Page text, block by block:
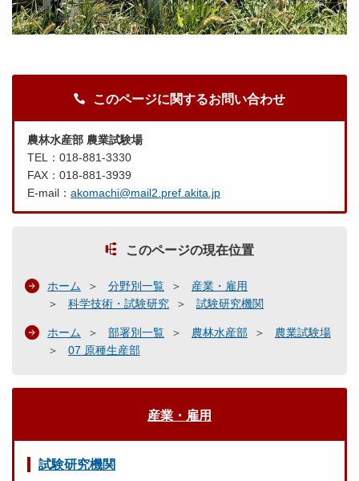
このページに関するお問い合わせ
農林水産部 農業試験場
TEL：018-881-3330
FAX：018-881-3939
E-mail： akomachi@mail2.pref.akita.jp
このページの現在位置
ホーム 分野別一覧
産業・雇用
科学技術・試験研究
試験研究機関
ホーム 部署別一覧 農林水産部
農業試験場
07 原種生産部
産業・雇用
試験研究機関